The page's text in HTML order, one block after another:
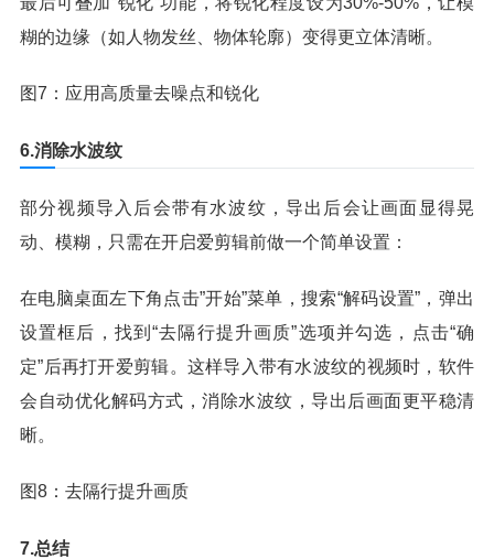
糊的边缘（如人物发丝、物体轮廓）变得更立体清晰。
图7：应用高质量去噪点和锐化
6.消除水波纹
部分视频导入后会带有水波纹，导出后会让画面显得晃
动、模糊，只需在开启爱剪辑前做一个简单设置：
在电脑桌面左下角点击”开始”菜单，搜索“解码设置”，弹出
设置框后，找到“去隔行提升画质”选项并勾选，点击“确
定”后再打开爱剪辑。这样导入带有水波纹的视频时，软件
会自动优化解码方式，消除水波纹，导出后画面更平稳清
晰。
图8：去隔行提升画质
7.总结